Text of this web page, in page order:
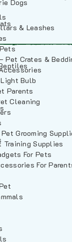
& Leashes
Pet Crates &
Bulb
Parents
Cleaning
Grooming
Training Supplies
For Pets
For
Dogs